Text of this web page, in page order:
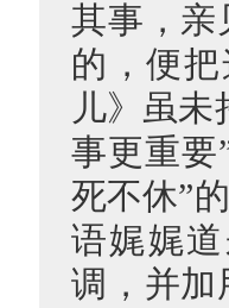
其事，亲
的，便
儿》虽
事更重要
死不休”
语娓娓
调，并加